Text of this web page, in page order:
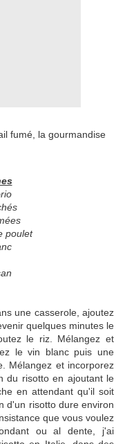
poulet
une casserole, ajoutez
quelques minutes le
le riz. Mélangez et
le vin blanc puis une
Mélangez et incorporez
du risotto en ajoutant le
en attendant qu'il soit
d'un risotto dure environ
que vous voulez
ou al dente, j'ai